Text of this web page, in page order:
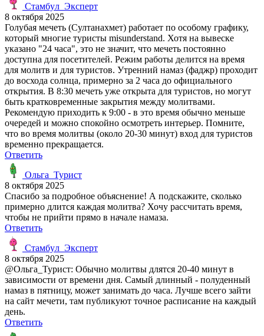
Стамбyл_Эксперт
8 октября 2025
Голубая мечеть (Султанахмет) работает по особому графику,
который многие туристы misunderstand. Хотя на вывеске
указано "24 часа", это не значит, что мечеть постоянно
доступна для посетителей. Режим работы делится на время
для молитв и для туристов. Утренний намаз (фаджр) проходит
до восхода солнца, примерно за 2 часа до официального
открытия. В 8:30 мечеть уже открыта для туристов, но могут
быть кратковременные закрытия между молитвами.
Рекомендую приходить к 9:00 - в это время обычно меньше
очередей и можно спокойно осмотреть интерьер. Помните,
что во время молитвы (около 20-30 минут) вход для туристов
временно прекращается.
Ответить
Ольга_Турист
8 октября 2025
Спасибо за подробное объяснение! А подскажите, сколько
примерно длится каждая молитва? Хочу рассчитать время,
чтобы не прийти прямо в начале намаза.
Ответить
Стамбyл_Эксперт
8 октября 2025
@Ольга_Турист: Обычно молитвы длятся 20-40 минут в
зависимости от времени дня. Самый длинный - полуденный
намаз в пятницу, может занимать до часа. Лучше всего зайти
на сайт мечети, там публикуют точное расписание на каждый
день.
Ответить